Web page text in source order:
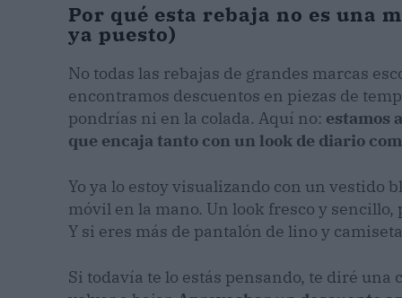
Por qué esta rebaja no es una
ya puesto)
No todas las rebajas de grandes marcas
encontramos descuentos en piezas de
pondrías ni en la colada. Aquí no: estamos
que encaja tanto con un look de diario
Yo ya lo estoy visualizando con un vestido
móvil en la mano. Un look fresco y sencillo,
Y si eres más de pantalón de lino y
Si todavía te lo estás pensando, te diré una